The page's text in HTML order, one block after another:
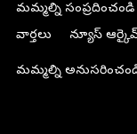
మమ్మల్ని సంప్రదించండి
వార్తలు
న్యూస్
మమ్మల్ని